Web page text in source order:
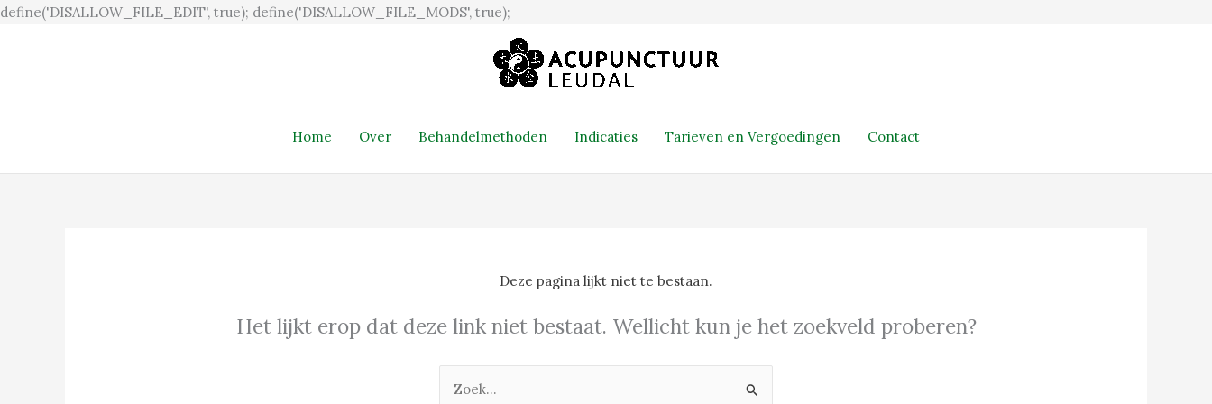
define('DISALLOW_FILE_EDIT', true); define('DISALLOW_FILE_MODS', true);
naar
de
inhoud
Home Over Behandelmethoden Indicaties Tarieven en Vergoedingen Contact
Deze pagina lijkt niet te bestaan.
Het lijkt erop dat deze link niet bestaat. Wellicht kun je het zoekveld proberen?
Zoek